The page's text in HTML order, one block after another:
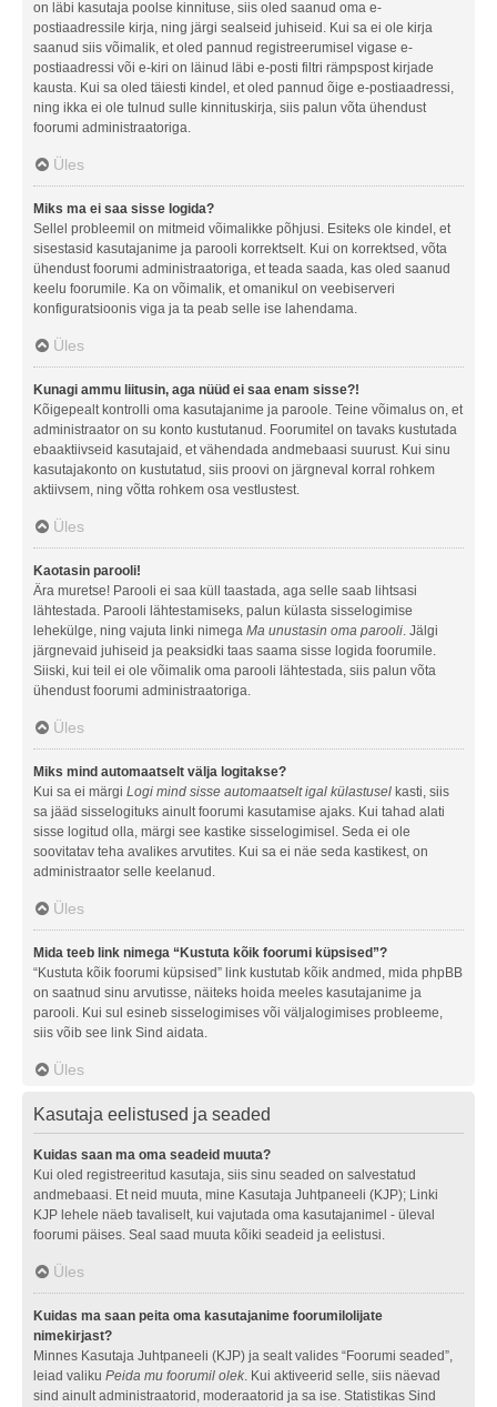
on läbi kasutaja poolse kinnituse, siis oled saanud oma e-
postiaadressile kirja, ning järgi sealseid juhiseid. Kui sa ei ole kirja
saanud siis võimalik, et oled pannud registreerumisel vigase e-
postiaadressi või e-kiri on läinud läbi e-posti filtri rämpspost kirjade
kausta. Kui sa oled täiesti kindel, et oled pannud õige e-postiaadressi,
ning ikka ei ole tulnud sulle kinnituskirja, siis palun võta ühendust
foorumi administraatoriga.
Üles
Miks ma ei saa sisse logida?
Sellel probleemil on mitmeid võimalikke põhjusi. Esiteks ole kindel, et
sisestasid kasutajanime ja parooli korrektselt. Kui on korrektsed, võta
ühendust foorumi administraatoriga, et teada saada, kas oled saanud
keelu foorumile. Ka on võimalik, et omanikul on veebiserveri
konfiguratsioonis viga ja ta peab selle ise lahendama.
Üles
Kunagi ammu liitusin, aga nüüd ei saa enam sisse?!
Kõigepealt kontrolli oma kasutajanime ja paroole. Teine võimalus on, et
administraator on su konto kustutanud. Foorumitel on tavaks kustutada
ebaaktiivseid kasutajaid, et vähendada andmebaasi suurust. Kui sinu
kasutajakonto on kustutatud, siis proovi on järgneval korral rohkem
aktiivsem, ning võtta rohkem osa vestlustest.
Üles
Kaotasin parooli!
Ära muretse! Parooli ei saa küll taastada, aga selle saab lihtsasi
lähtestada. Parooli lähtestamiseks, palun külasta sisselogimise
lehekülge, ning vajuta linki nimega Ma unustasin oma parooli. Jälgi
järgnevaid juhiseid ja peaksidki taas saama sisse logida foorumile.
Siiski, kui teil ei ole võimalik oma parooli lähtestada, siis palun võta
ühendust foorumi administraatoriga.
Üles
Miks mind automaatselt välja logitakse?
Kui sa ei märgi Logi mind sisse automaatselt igal külastusel kasti, siis
sa jääd sisselogituks ainult foorumi kasutamise ajaks. Kui tahad alati
sisse logitud olla, märgi see kastike sisselogimisel. Seda ei ole
soovitatav teha avalikes arvutites. Kui sa ei näe seda kastikest, on
administraator selle keelanud.
Üles
Mida teeb link nimega “Kustuta kõik foorumi küpsised”?
“Kustuta kõik foorumi küpsised” link kustutab kõik andmed, mida phpBB
on saatnud sinu arvutisse, näiteks hoida meeles kasutajanime ja
parooli. Kui sul esineb sisselogimises või väljalogimises probleeme,
siis võib see link Sind aidata.
Üles
Kasutaja eelistused ja seaded
Kuidas saan ma oma seadeid muuta?
Kui oled registreeritud kasutaja, siis sinu seaded on salvestatud
andmebaasi. Et neid muuta, mine Kasutaja Juhtpaneeli (KJP); Linki
KJP lehele näeb tavaliselt, kui vajutada oma kasutajanimel - üleval
foorumi päises. Seal saad muuta kõiki seadeid ja eelistusi.
Üles
Kuidas ma saan peita oma kasutajanime foorumilolijate
nimekirjast?
Minnes Kasutaja Juhtpaneeli (KJP) ja sealt valides “Foorumi seaded”,
leiad valiku Peida mu foorumil olek. Kui aktiveerid selle, siis näevad
sind ainult administraatorid, moderaatorid ja sa ise. Statistikas Sind